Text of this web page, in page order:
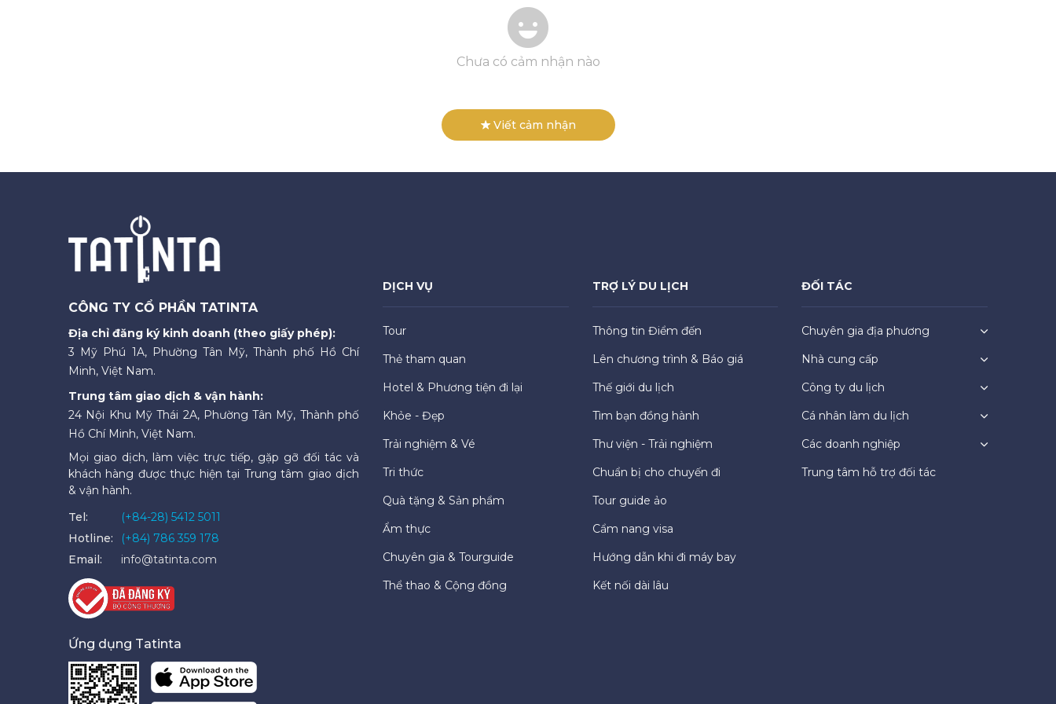
Chưa có cảm nhận nào
Viết cảm nhận
CÔNG TY CỔ PHẦN TATINTA
Địa chỉ đăng ký kinh doanh (theo giấy phép):
3 Mỹ Phú 1A, Phường Tân Mỹ, Thành phố Hồ Chí
Minh, Việt Nam.
Trung tâm giao dịch & vận hành:
24 Nội Khu Mỹ Thái 2A, Phường Tân Mỹ, Thành phố
Hồ Chí Minh, Việt Nam.
Mọi giao dịch, làm việc trực tiếp, gặp gỡ đối tác và
khách hàng được thực hiện tại Trung tâm giao dịch
& vận hành.
Tel:
(+84-28) 5412 5011
Hotline:
(+84) 786 359 178
Email:
info@tatinta.com
Ứng dụng Tatinta
DỊCH VỤ
Tour
Thẻ tham quan
Hotel & Phương tiện đi lại
Khỏe - Đẹp
Trải nghiệm & Vé
Tri thức
Quà tặng & Sản phẩm
Ẩm thực
Chuyên gia & Tourguide
Thể thao & Cộng đồng
TRỢ LÝ DU LỊCH
Thông tin Điểm đến
Lên chương trình & Báo giá
Thế giới du lịch
Tìm bạn đồng hành
Thư viện - Trải nghiệm
Chuẩn bị cho chuyến đi
Tour guide ảo
Cẩm nang visa
Hướng dẫn khi đi máy bay
Kết nối dài lâu
ĐỐI TÁC
Chuyên gia địa phương
Nhà cung cấp
Công ty du lịch
Cá nhân làm du lịch
Các doanh nghiệp
Trung tâm hỗ trợ đối tác